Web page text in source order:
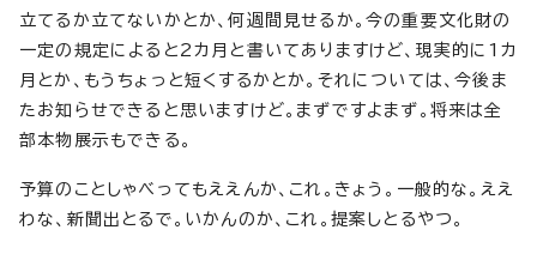
立てるか立てないかとか、何週間見せるか。今の重要文化財の
一定の規定によると2カ月と書いてありますけど、現実的に1カ
月とか、もうちょっと短くするかとか。それについては、今後ま
たお知らせできると思いますけど。まずですよまず。将来は全
部本物展示もできる。
予算のことしゃべってもええんか、これ。きょう。一般的な。ええ
わな、新聞出とるで。いかんのか、これ。提案しとるやつ。